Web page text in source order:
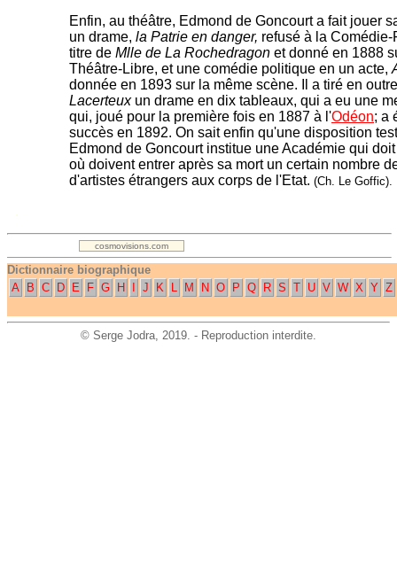
Enfin, au théâtre, Edmond de Goncourt a fait jouer
un drame, la Patrie en danger, refusé à la
titre de Mlle de La Rochedragon et donné en 1888
Théâtre-Libre, et une comédie politique en un acte,
donnée en 1893 sur la même scène. Il a tiré en
Lacerteuxun drame en dix tableaux, qui a eu une
qui, joué pour la première fois en 1887 à l'Odéon; a
succès en 1892. On sait enfin qu'une disposition
Edmond de Goncourt institue une Académie qui
où doivent entrer après sa mort un certain nombre
d'artistes étrangers aux corps de l'Etat. (Ch. Le Goffic).
.
cosmovisions.com
Dictionnaire biographique
A
B C D E F G H J K L M N O P Q R S T U V W X Y Z
© Serge Jodra, 2019. - Reproduction interdite.